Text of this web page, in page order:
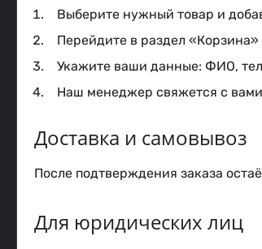
Выберите нужный товар и
Перейдите в раздел
Укажите ваши данные: ФИО,
Наш менеджер свяжется с
Доставка и самовывоз
После подтверждения заказа
Для юридических лиц